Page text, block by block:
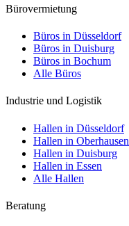
Bürovermietung
Büros in Düsseldorf
Büros in Duisburg
Büros in Bochum
Alle Büros
Industrie und Logistik
Hallen in Düsseldorf
Hallen in Oberhausen
Hallen in Duisburg
Hallen in Essen
Alle Hallen
Beratung